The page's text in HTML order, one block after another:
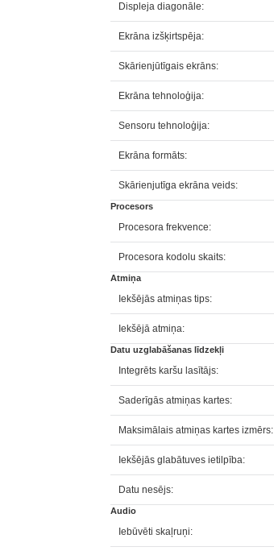
Displeja diagonāle:
Ekrāna izšķirtspēja:
Skārienjūtīgais ekrāns:
Ekrāna tehnoloģija:
Sensoru tehnoloģija:
Ekrāna formāts:
Skārienjutīga ekrāna veids:
Procesors
Procesora frekvence:
Procesora kodolu skaits:
Atmiņa
Iekšējās atmiņas tips:
Iekšējā atmiņa:
Datu uzglabāšanas līdzekļi
Integrēts karšu lasītājs:
Saderīgās atmiņas kartes:
Maksimālais atmiņas kartes izmērs:
Iekšējās glabātuves ietilpība:
Datu nesējs:
Audio
Iebūvēti skaļruņi: